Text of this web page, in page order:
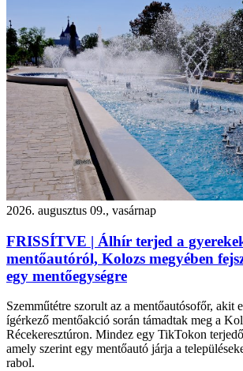
2026. augusztus 09., vasárnap
FRISSÍTVE | Álhír terjed a
mentőautóról, Kolozs megyében
egy mentőegységre
Szemműtétre szorult az a mentőautósofőr, akit
ígérkező mentőakció során támadtak meg a
Récekeresztúron. Mindez egy TikTokon
amely szerint egy mentőautó járja a
rabol.